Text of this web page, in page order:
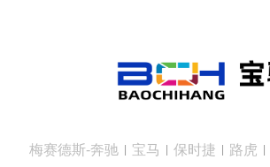
梅赛德斯-奔驰 宝马 保时捷 路虎